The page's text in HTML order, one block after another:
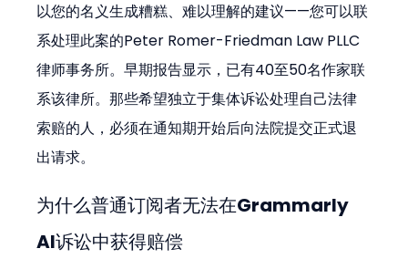
以您的名义生成糟糕、难以理解的建议——您可以联
系处理此案的Peter Romer-Friedman Law PLLC
律师事务所。早期报告显示，已有40至50名作家联
系该律所。那些希望独立于集体诉讼处理自己法律
索赔的人，必须在通知期开始后向法院提交正式退
出请求。
为什么普通订阅者无法在Grammarly
AI诉讼中获得赔偿